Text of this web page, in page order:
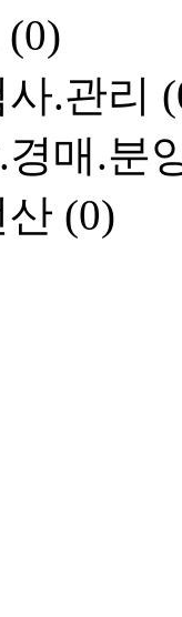
(0)
.관리
매.분
산 (0)